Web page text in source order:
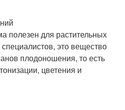
Кислота в огороде
полезен для растительных
это вещество
плодоношения, то есть
цветения и